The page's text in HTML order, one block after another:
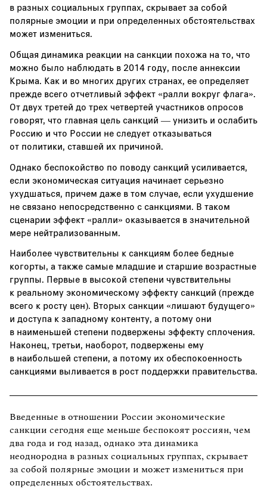
в разных социальных группах, скрывает за собой
полярные эмоции и при определенных обстоятельствах
может измениться.
Общая динамика реакции на санкции похожа на то, что
можно было наблюдать в 2014 году, после аннексии
Крыма. Как и во многих других странах, ее определяет
прежде всего отчетливый эффект «ралли вокруг флага».
От двух третей до трех четвертей участников опросов
говорят, что главная цель санкций — унизить и ослабить
Россию и что России не следует отказываться
от политики, ставшей их причиной.
Однако беспокойство по поводу санкций усиливается,
если экономическая ситуация начинает серьезно
ухудшаться, причем даже в том случае, если ухудшение
не связано непосредственно с санкциями. В таком
сценарии эффект «ралли» оказывается в значительной
мере нейтрализованным.
Наиболее чувствительны к санкциям более бедные
когорты, а также самые младшие и старшие возрастные
группы. Первые в высокой степени чувствительны
к реальному экономическому эффекту санкций (прежде
всего к росту цен). Вторых санкции «лишают будущего»
и доступа к западному контенту, а потому они
в наименьшей степени подвержены эффекту сплочения.
Наконец, третьи, наоборот, подвержены ему
в наибольшей степени, а потому их обеспокоенность
санкциями выливается в рост поддержки правительства.
Введенные в отношении России экономические
санкции сегодня еще меньше беспокоят россиян, чем
два года и год назад, однако эта динамика
неоднородна в разных социальных группах, скрывает
за собой полярные эмоции и может измениться при
определенных обстоятельствах.